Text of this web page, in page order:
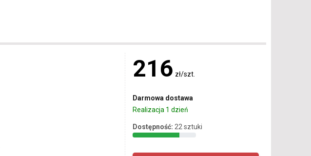
216 zł/szt.
Darmowa dostawa
Realizacja 1 dzień
Dostępność: 22 sztuki